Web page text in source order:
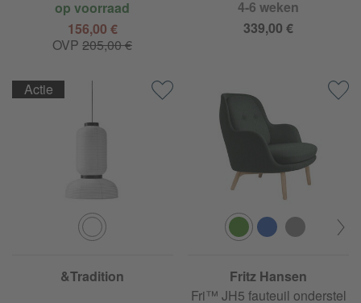
op voorraad
156,00 €
OVP205,00 €
4-6 weken
339,00 €
&Tradition
Actie
Fritz Hansen
Fri™ JH5 fauteuil onderstel